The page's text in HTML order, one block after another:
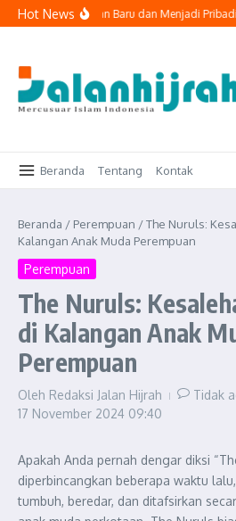
Lewati ke konten
Hot News
Memulai Lembaran Baru dan Menjadi Pribadi
Beranda Tentang Kontak
Beranda / Perempuan /The Nuruls:
Kalangan Anak Muda Perempuan
Perempuan
The Nuruls:
di Kalangan Anak
Perempuan
Oleh Redaksi Jalan Hijrah
Tidak
17 November 2024 09:40
Apakah Anda pernah dengar diksi
diperbincangkan beberapa waktu
tumbuh, beredar, dan ditafsirkan